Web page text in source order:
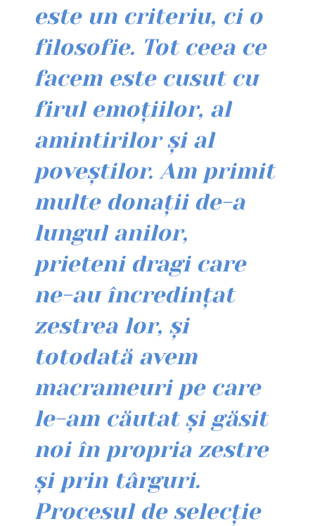
este un criteriu, ci o
filosofie. Tot ceea ce
facem este cusut cu
firul emoțiilor, al
amintirilor și al
poveștilor. Am primit
multe donații de-a
lungul anilor,
prieteni dragi care
ne-au încredințat
zestrea lor, și
totodată avem
macrameuri pe care
le-am căutat și găsit
noi în propria zestre
și prin târguri.
Procesul de selecție